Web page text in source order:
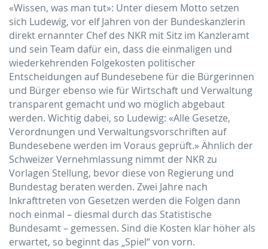
«Wissen, was man tut»: Unter diesem Motto setzen
sich Ludewig, vor elf Jahren von der Bundeskanzlerin
direkt ernannter Chef des NKR mit Sitz im Kanzleramt
und sein Team dafür ein, dass die einmaligen und
wiederkehrenden Folgekosten politischer
Entscheidungen auf Bundesebene für die Bürgerinnen
und Bürger ebenso wie für Wirtschaft und Verwaltung
transparent gemacht und wo möglich abgebaut
werden. Wichtig dabei, so Ludewig: «Alle Gesetze,
Verordnungen und Verwaltungsvorschriften auf
Bundesebene werden im Voraus geprüft.» Ähnlich der
Schweizer Vernehmlassung nimmt der NKR zu
Vorlagen Stellung, bevor diese von Regierung und
Bundestag beraten werden. Zwei Jahre nach
Inkrafttreten von Gesetzen werden die Folgen dann
noch einmal – diesmal durch das Statistische
Bundesamt – gemessen. Sind die Kosten klar höher als
erwartet, so beginnt das „Spiel“ von vorn.